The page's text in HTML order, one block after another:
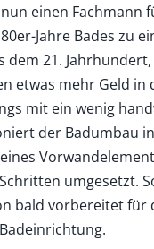
einen Fachmann
Jahre Bades zu
dem 21.
etwas mehr Geld in
mit ein wenig
der Badumbau
umgesetzt.
bald vorbereitet für